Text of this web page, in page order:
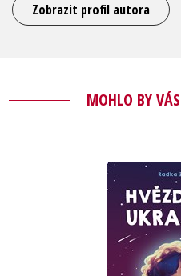
Zobrazit profil autora
MOHLO BY